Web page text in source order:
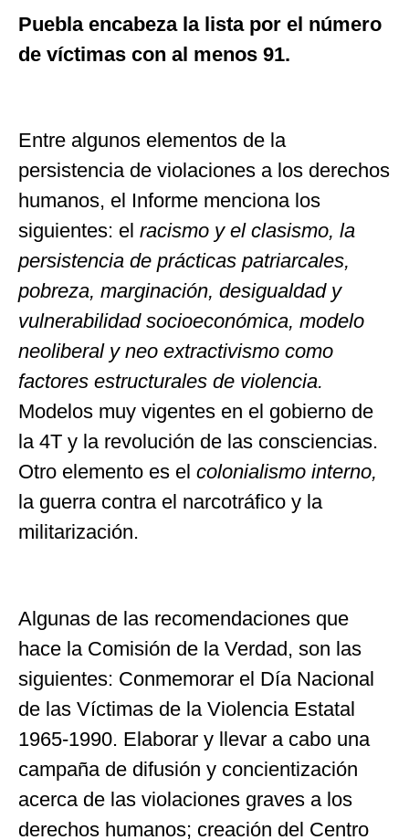
Puebla encabeza la lista por el número
de víctimas con al menos 91.
Entre algunos elementos de la
persistencia de violaciones a los derechos
humanos, el Informe menciona los
siguientes: el racismo y el clasismo, la
persistencia de prácticas patriarcales,
pobreza, marginación, desigualdad y
vulnerabilidad socioeconómica, modelo
neoliberal y neo extractivismo como
factores estructurales de violencia.
Modelos muy vigentes en el gobierno de
la 4T y la revolución de las consciencias.
Otro elemento es el colonialismo interno,
la guerra contra el narcotráfico y la
militarización.
Algunas de las recomendaciones que
hace la Comisión de la Verdad, son las
siguientes: Conmemorar el Día Nacional
de las Víctimas de la Violencia Estatal
1965-1990. Elaborar y llevar a cabo una
campaña de difusión y concientización
acerca de las violaciones graves a los
derechos humanos; creación del Centro